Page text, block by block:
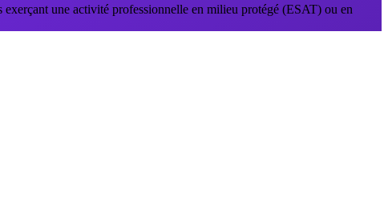
une activité professionnelle en milieu protégé (ESAT) ou en